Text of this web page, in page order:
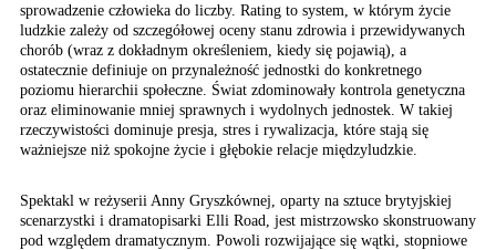
sprowadzenie człowieka do liczby. Rating to system, w którym życie
ludzkie zależy od szczegółowej oceny stanu zdrowia i przewidywanych
chorób (wraz z dokładnym określeniem, kiedy się pojawią), a
ostatecznie definiuje on przynależność jednostki do konkretnego
poziomu hierarchii społeczne. Świat zdominowały kontrola genetyczna
oraz eliminowanie mniej sprawnych i wydolnych jednostek. W takiej
rzeczywistości dominuje presja, stres i rywalizacja, które stają się
ważniejsze niż spokojne życie i głębokie relacje międzyludzkie.
Spektakl w reżyserii Anny Gryszkównej, oparty na sztuce brytyjskiej
scenarzystki i dramatopisarki Elli Road, jest mistrzowsko skonstruowany
pod względem dramatycznym. Powoli rozwijające się wątki, stopniowe